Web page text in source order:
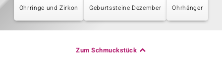
Ohrringe und Zirkon Geburtssteine Dezember Ohrhänger
Zum Schmuckstück